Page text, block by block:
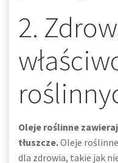
2.
Oleje roślinne
tłuszcze.Oleje
dla zdrowia, takie jak